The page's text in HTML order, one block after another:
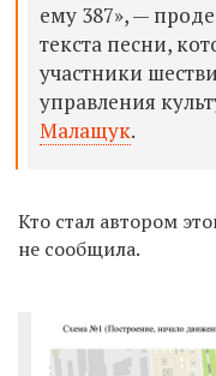
ему 387», —
текста песни,
участники
управления
Малащук.
Кто стал автором
не сообщила.